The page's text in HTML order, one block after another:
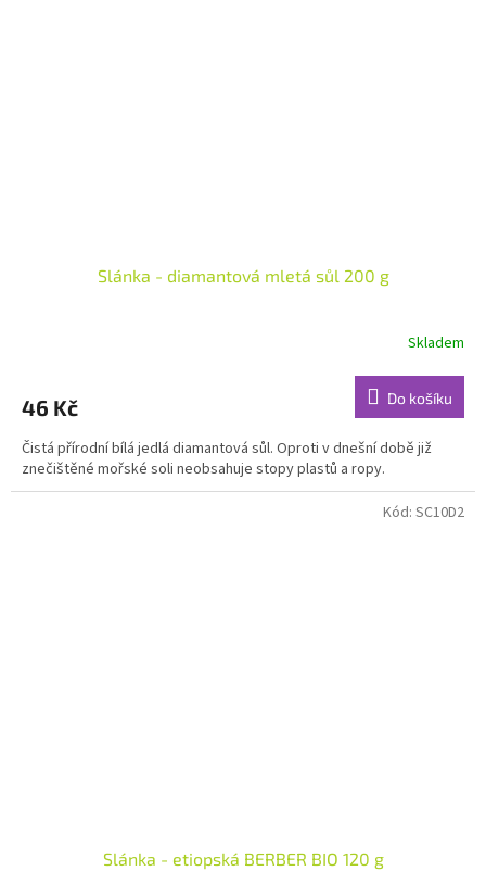
Slánka - diamantová mletá sůl 200 g
Skladem
46 Kč Do košíku
Čistá přírodní bílá jedlá diamantová sůl. Oproti v dnešní době již
znečištěné mořské soli neobsahuje stopy plastů a ropy.
Slánka - etiopská BERBER BIO 120 g
Kód: SC10D2